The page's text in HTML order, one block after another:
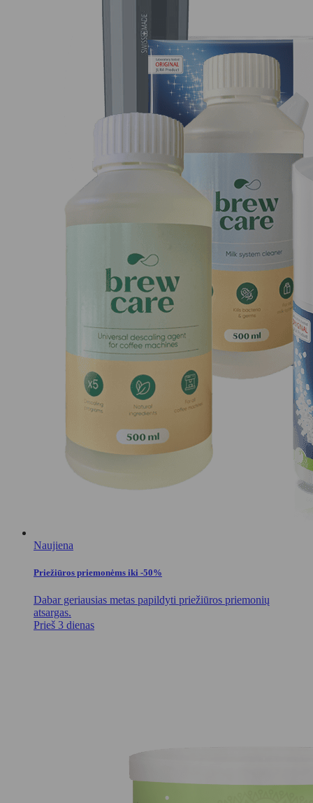
Naujiena
Priežiūros priemonėms iki -50%
Dabar geriausias metas papildyti priežiūros priemonių
atsargas.
Prieš 3 dienas